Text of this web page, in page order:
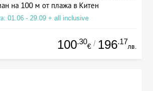
на 100 м от плажа в Китен
01.06 - 29.09 + all inclusive
100.30
€ / 196.17
лв.